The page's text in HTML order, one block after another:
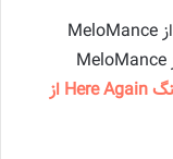
متن و ترجمه آهنگ Here Again از